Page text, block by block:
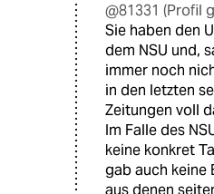
@81331 (Profil
Sie haben den
dem NSU und,
immer noch
in den letzten
Zeitungen voll
Im Falle des
keine konkret
gab auch keine